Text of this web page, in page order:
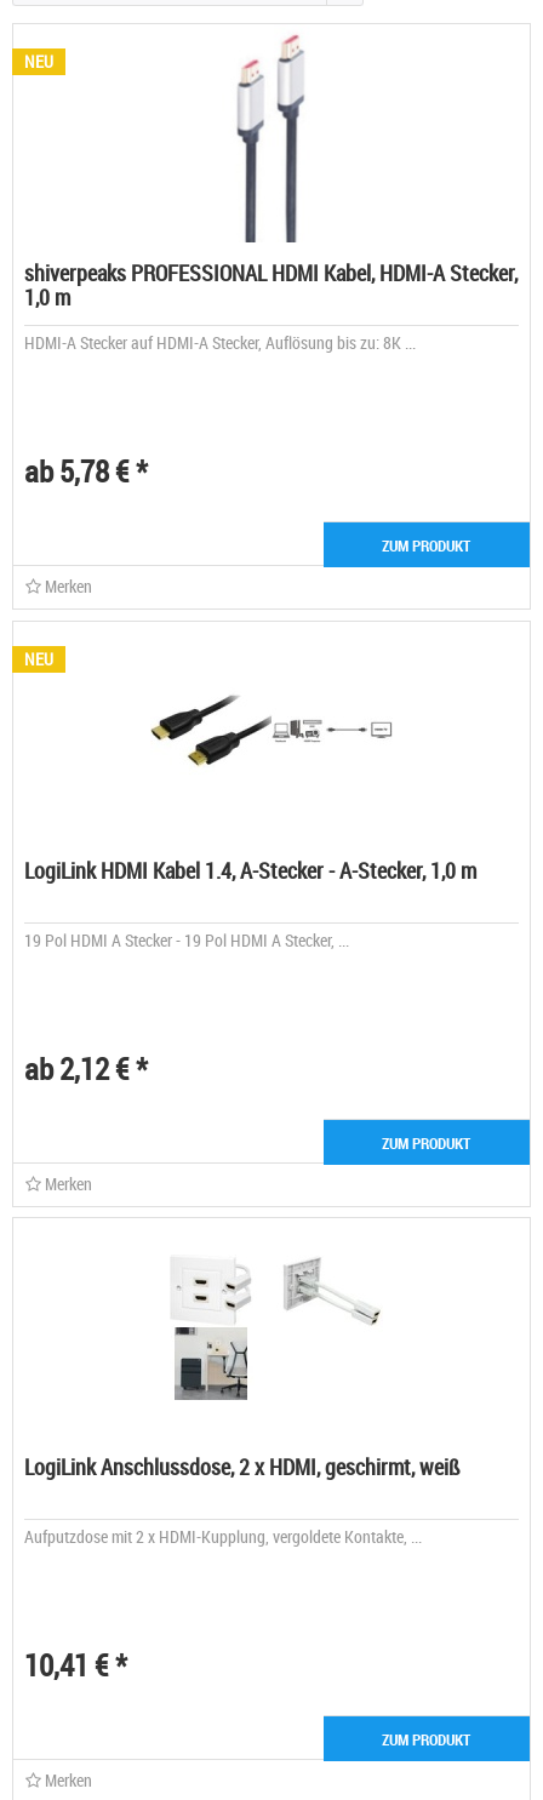
NEU
shiverpeaks PROFESSIONAL HDMI Kabel, HDMI-A Stecker,
1,0 m
HDMI-A Stecker auf HDMI-A Stecker, Auflösung bis zu: 8K ...
ab 5,78 € *
ZUM PRODUKT
Merken
NEU
LogiLink HDMI Kabel 1.4, A-Stecker - A-Stecker, 1,0 m
19 Pol HDMI A Stecker - 19 Pol HDMI A Stecker, ...
ab 2,12 € *
ZUM PRODUKT
Merken
LogiLink Anschlussdose, 2 x HDMI, geschirmt, weiß
Aufputzdose mit 2 x HDMI-Kupplung, vergoldete Kontakte, ...
10,41 € *
ZUM PRODUKT
Merken